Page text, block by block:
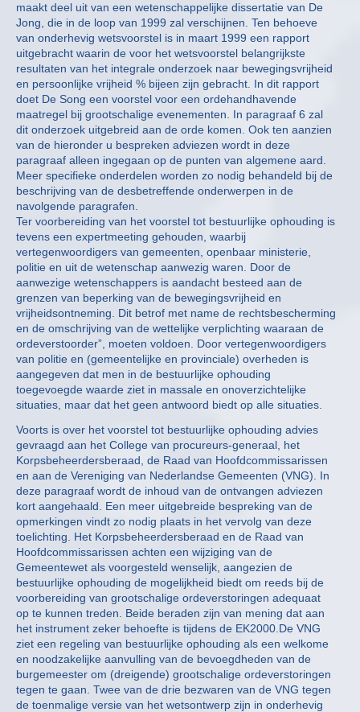
maakt deel uit van een wetenschappelijke dissertatie van De
Jong, die in de loop van 1999 zal verschijnen. Ten behoeve
van onderhevig wetsvoorstel is in maart 1999 een rapport
uitgebracht waarin de voor het wetsvoorstel belangrijkste
resultaten van het integrale onderzoek naar bewegingsvrijheid
en persoonlijke vrijheid % bijeen zijn gebracht. In dit rapport
doet De Song een voorstel voor een ordehandhavende
maatregel bij grootschalige evenementen. In paragraaf 6 zal
dit onderzoek uitgebreid aan de orde komen. Ook ten aanzien
van de hieronder u bespreken adviezen wordt in deze
paragraaf alleen ingegaan op de punten van algemene aard.
Meer specifieke onderdelen worden zo nodig behandeld bij de
beschrijving van de desbetreffende onderwerpen in de
navolgende paragrafen.
Ter voorbereiding van het voorstel tot bestuurlijke ophouding is
tevens een expertmeeting gehouden, waarbij
vertegenwoordigers van gemeenten, openbaar ministerie,
politie en uit de wetenschap aanwezig waren. Door de
aanwezige wetenschappers is aandacht besteed aan de
grenzen van beperking van de bewegingsvrijheid en
vrijheidsontneming. Dit betrof met name de rechtsbescherming
en de omschrijving van de wettelijke verplichting waaraan de
ordeverstoorder”, moeten voldoen. Door vertegenwoordigers
van politie en (gemeentelijke en provinciale) overheden is
aangegeven dat men in de bestuurlijke ophouding
toegevoegde waarde ziet in massale en onoverzichtelijke
situaties, maar dat het geen antwoord biedt op alle situaties.
Voorts is over het voorstel tot bestuurlijke ophouding advies
gevraagd aan het College van procureurs-generaal, het
Korpsbeheerdersberaad, de Raad van Hoofdcommissarissen
en aan de Vereniging van Nederlandse Gemeenten (VNG). In
deze paragraaf wordt de inhoud van de ontvangen adviezen
kort aangehaald. Een meer uitgebreide bespreking van de
opmerkingen vindt zo nodig plaats in het vervolg van deze
toelichting. Het Korpsbeheerdersberaad en de Raad van
Hoofdcommissarissen achten een wijziging van de
Gemeentewet als voorgesteld wenselijk, aangezien de
bestuurlijke ophouding de mogelijkheid biedt om reeds bij de
voorbereiding van grootschalige ordeverstoringen adequaat
op te kunnen treden. Beide beraden zijn van mening dat aan
het instrument zeker behoefte is tijdens de EK2000.De VNG
ziet een regeling van bestuurlijke ophouding als een welkome
en noodzakelijke aanvulling van de bevoegdheden van de
burgemeester om (dreigende) grootschalige ordeverstoringen
tegen te gaan. Twee van de drie bezwaren van de VNG tegen
de toenmalige versie van het wetsontwerp zijn in onderhevig